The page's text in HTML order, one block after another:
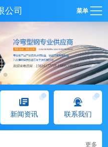
公司 菜单
新闻资讯 联系我们
更多